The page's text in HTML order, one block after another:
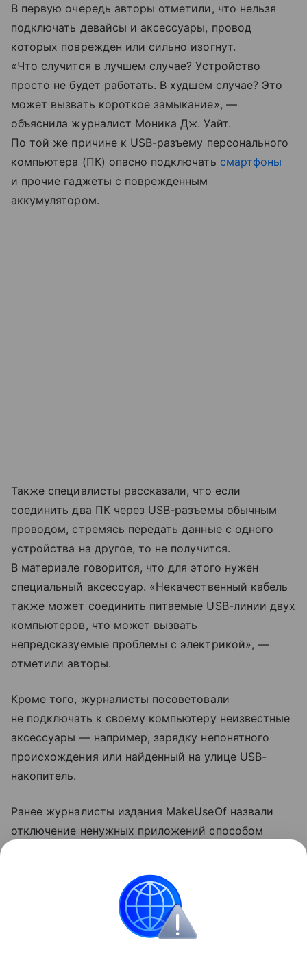
В первую очередь авторы отметили, что нельзя
подключать девайсы и аксессуары, провод
которых поврежден или сильно изогнут.
«Что случится в лучшем случае? Устройство
просто не будет работать. В худшем случае? Это
может вызвать короткое замыкание», —
объяснила журналист Моника Дж. Уайт.
По той же причине к USB-разъему персонального
компьютера (ПК) опасно подключать смартфоны
и прочие гаджеты с поврежденным
аккумулятором.
Также специалисты рассказали, что если
соединить два ПК через USB-разъемы обычным
проводом, стремясь передать данные с одного
устройства на другое, то не получится.
В материале говорится, что для этого нужен
специальный аксессуар. «Некачественный кабель
также может соединить питаемые USB-линии двух
компьютеров, что может вызвать
непредсказуемые проблемы с электрикой», —
отметили авторы.
Кроме того, журналисты посоветовали
не подключать к своему компьютеру неизвестные
аксессуары — например, зарядку непонятного
происхождения или найденный на улице USB-
накопитель.
Ранее журналисты издания MakeUseOf назвали
отключение ненужных приложений способом
«Рекомендации и предложения».